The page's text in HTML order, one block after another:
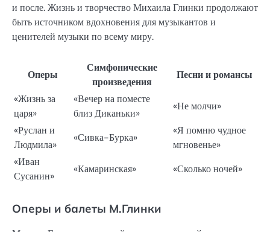
и после. Жизнь и творчество Михаила Глинки продолжают
быть источником вдохновения для музыкантов и
ценителей музыки по всему миру.
Оперы
Симфонические
произведения
Песни и романсы
«Жизнь за
царя»
«Вечер на поместе
близ Диканьки»
«Не молчи»
«Руслан и
Людмила»
«Сивка-Бурка»
«Я помню чудное
мгновенье»
«Иван
Сусанин»
«Камаринская» «Сколько ночей»
Оперы и балеты М.Глинки